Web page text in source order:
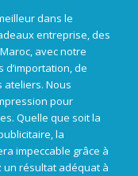
dans le
entreprise, des
avec notre
de
ateliers. Nous
pour
Quelle que soit la
la
impeccable grâce à
un résultat adéquat à